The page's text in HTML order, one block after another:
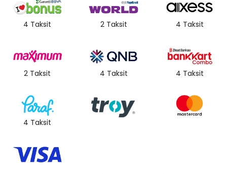
4 Taksit 2 Taksit 4 Taksit
2 Taksit 4 Taksit 4 Taksit
4 Taksit